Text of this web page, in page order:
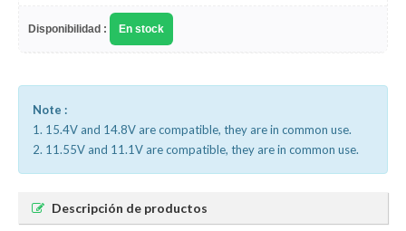
Disponibilidad : En stock
Note :
1. 15.4V and 14.8V are compatible, they are in common use.
2. 11.55V and 11.1V are compatible, they are in common use.
Descripción de productos